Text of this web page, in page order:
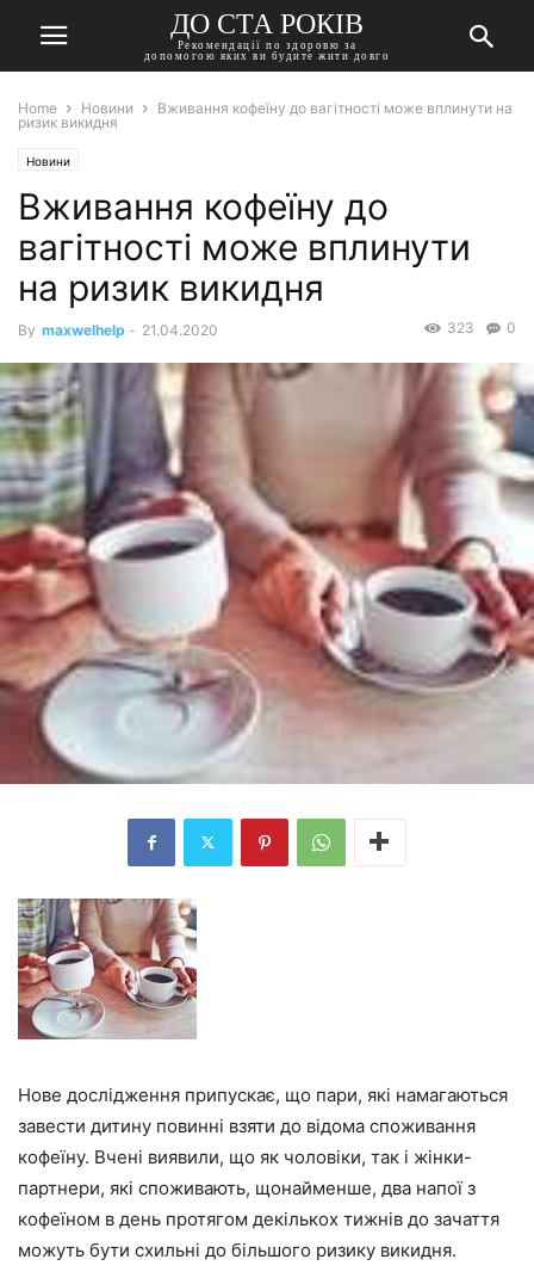
ДО СТА РОКІВ
Рекомендації по здоровю за
допомогою яких ви будите жити довго
Home Новини
Вживання кофеїну до вагітності може вплинути на
ризик викидня
Новини
Вживання кофеїну до
вагітності може вплинути
на ризик викидня
By maxwelhelp - 21.04.2020 0
323
Нове дослідження припускає, що пари, які намагаються
завести дитину повинні взяти до відома споживання
кофеїну. Вчені виявили, що як чоловіки, так і жінки-
партнери, які споживають, щонайменше, два напої з
кофеїном в день протягом декількох тижнів до зачаття
можуть бути схильні до більшого ризику викидня.